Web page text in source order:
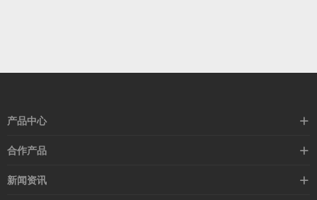
产品中心
高速线缆
合作产品
希捷硬盘
新闻资讯